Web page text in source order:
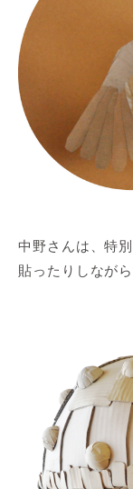
中野さんは、特
貼ったりしなが